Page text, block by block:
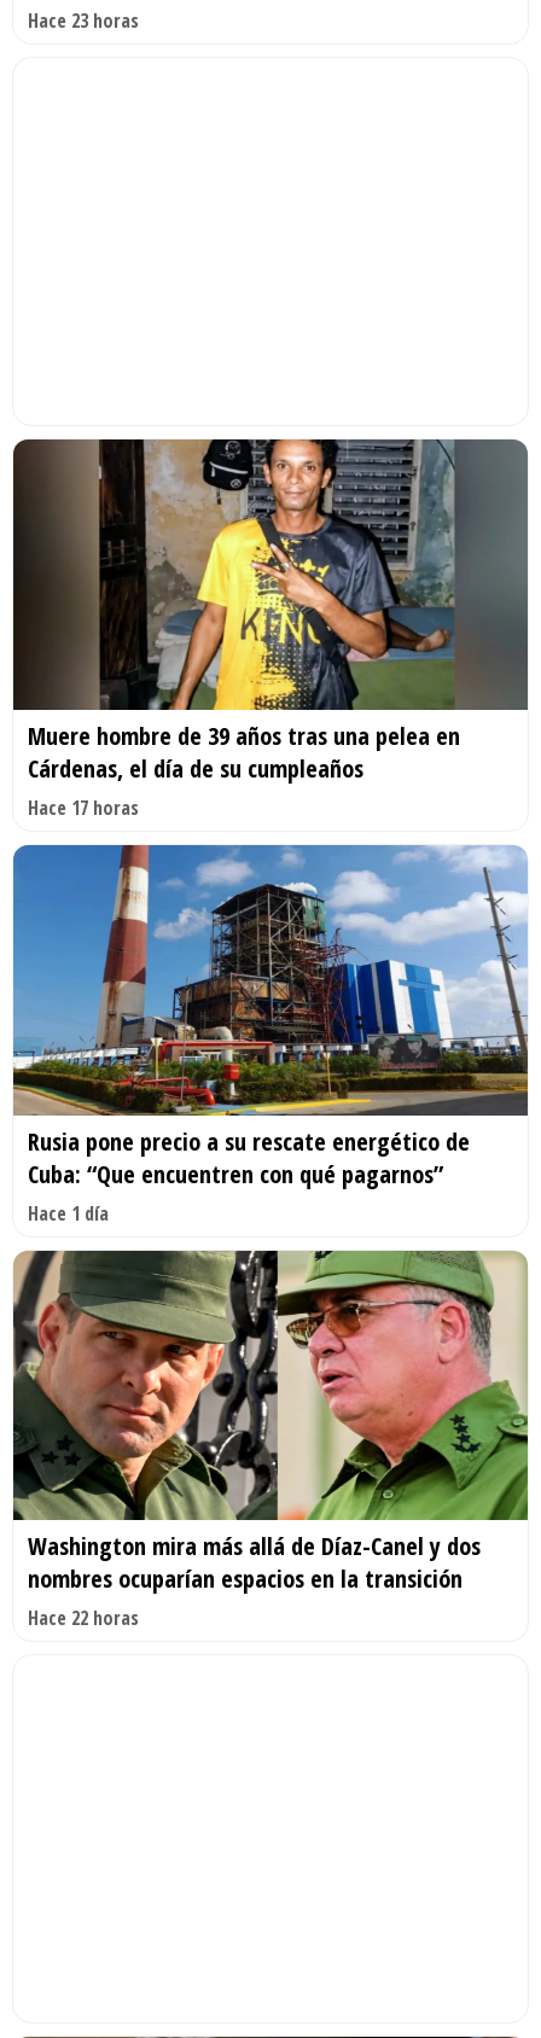
Hace 23 horas
Muere hombre de 39 años tras una pelea en
Cárdenas, el día de su cumpleaños
Hace 17 horas
Rusia pone precio a su rescate energético de
Cuba: “Que encuentren con qué pagarnos”
Hace 1 día
Washington mira más allá de Díaz-Canel y dos
nombres ocuparían espacios en la transición
Hace 22 horas